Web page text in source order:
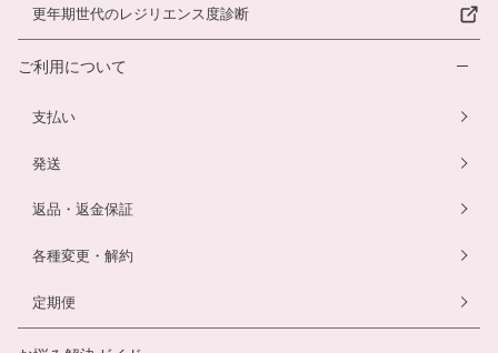
更年期世代のレジリエンス度診断
ご利用について
支払い
発送
返品・返金保証
各種変更・解約
定期便